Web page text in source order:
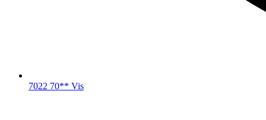
7022 70** Vis